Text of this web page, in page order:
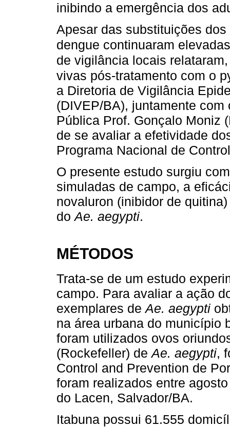
inibindo a emergência dos
Apesar das substituições
dengue continuaram
de vigilância locais
vivas pós-tratamento com o
a Diretoria de Vigilância
(DIVEP/BA), juntamente
Pública Prof. Gonçalo Moniz
de se avaliar a efetividade
Programa Nacional de
O presente estudo surgiu
simuladas de campo, a
novaluron (inibidor de
doAe. aegypti.
MÉTODOS
Trata-se de um estudo
campo. Para avaliar a ação
exemplares de Ae. aegypti
na área urbana do município
foram utilizados ovos
(Rockefeller) de Ae. aegypti,
Control and Prevention de
foram realizados entre
do Lacen, Salvador/BA.
Itabuna possui 61.555